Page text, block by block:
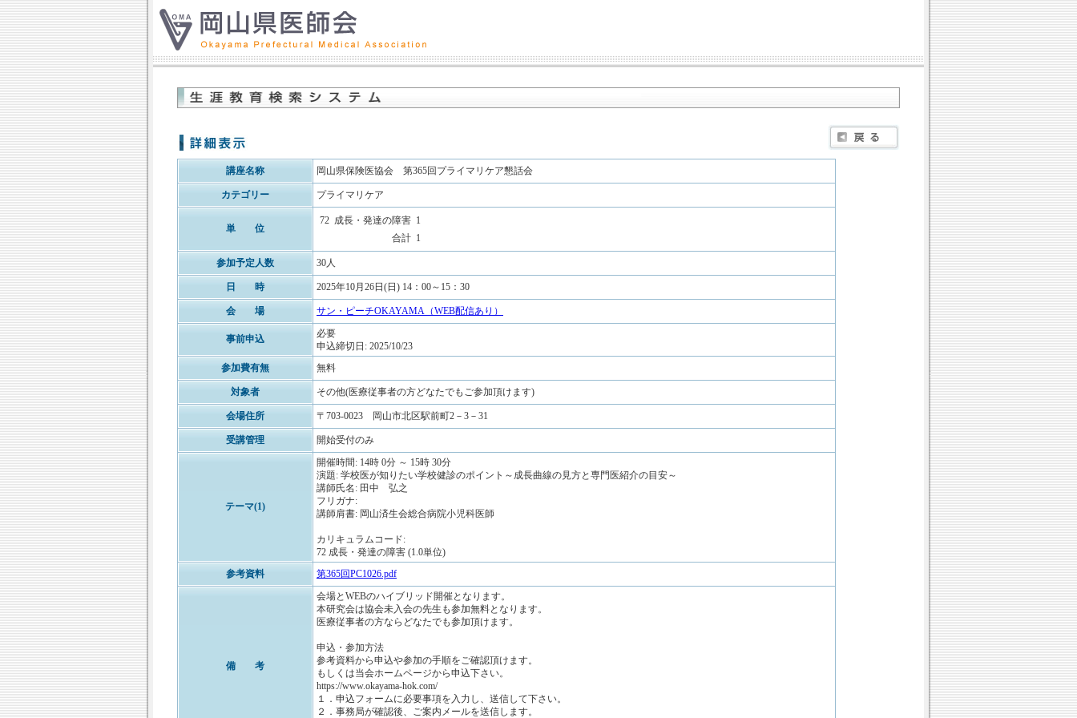
講座名称 岡山県保険医協会 第365回プライマリケア懇話会
カテゴリー プライマリケア
単 位
72 成長・発達の障害 1
合計 1
参加予定人数 30人
日 時 2025年10月26日(日) 14：00～15：30
会 場 サン・ピーチOKAYAMA（WEB配信あり）
事前申込
必要
申込締切日: 2025/10/23
参加費有無
無料
対象者 その他(医療従事者の方どなたでもご参加頂けます)
会場住所 〒703-0023 岡山市北区駅前町2－3－31
受講管理 開始受付のみ
テーマ(1)
開催時間: 14時 0分 ～ 15時 30分
演題: 学校医が知りたい学校健診のポイント～成長曲線の見方と専門医紹介の目安～
講師氏名: 田中 弘之
フリガナ:
講師肩書: 岡山済生会総合病院小児科医師
カリキュラムコード:
72 成長・発達の障害 (1.0単位)
参考資料
第365回PC1026.pdf
備 考
会場とWEBのハイブリッド開催となります。
本研究会は協会未入会の先生も参加無料となります。
医療従事者の方ならどなたでも参加頂けます。
申込・参加方法
参考資料から申込や参加の手順をご確認頂けます。
もしくは当会ホームページから申込下さい。
https://www.okayama-hok.com/
１．申込フォームに必要事項を入力し、送信して下さい。
２．事務局が確認後、ご案内メールを送信します。